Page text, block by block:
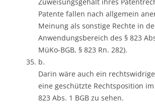
Patente fallen nach allgemein
Meinung als sonstige Rechte in
Anwendungsbereich des § 823
MüKo-BGB, § 823 Rn. 282).
b.
Darin wäre auch ein
eine geschützte Rechtsposition
823 Abs. 1 BGB zu sehen.